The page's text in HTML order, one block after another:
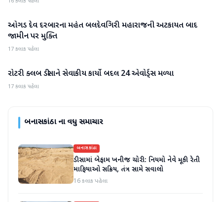
બનાસકાંઠા
ઓગડ દેવ દરબારના મહંત બલદેવગિરી મહારાજની અટકાયત બાદ
જામીન પર મુક્તિ
17 કલાક પહેલા
બનાસકાંઠા
રોટરી ક્લબ ડીસાને સેવાકીય કાર્યો બદલ 24 એવોર્ડ્સ મળ્યા
17 કલાક પહેલા
બનાસકાંઠાના વધુ સમાચાર
બનાસકાંઠા
ડીસામાં બેફામ ખનીજ ચોરી: નિયમો નેવે મૂકી રેતી
માફિયાઓ સક્રિય, તંત્ર સામે સવાલો
16 કલાક પહેલા